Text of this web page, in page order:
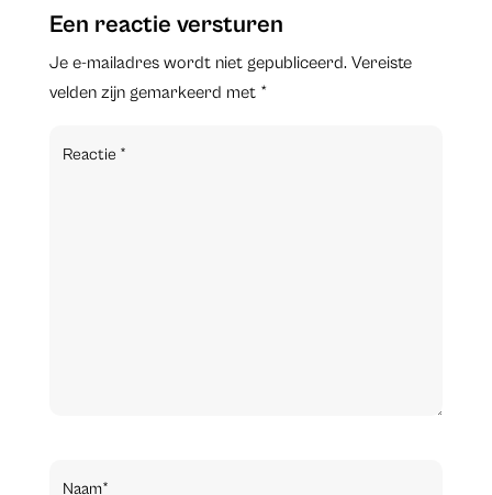
Een reactie versturen
Je e-mailadres wordt niet gepubliceerd. Vereiste
velden zijn gemarkeerd met *